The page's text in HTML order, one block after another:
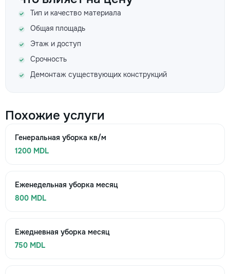
Тип и качество материала
Общая площадь
Этаж и доступ
Срочность
Демонтаж существующих конструкций
Похожие услуги
Генеральная уборка кв/м
1200 MDL
Еженедельная уборка месяц
800 MDL
Ежедневная уборка месяц
750 MDL